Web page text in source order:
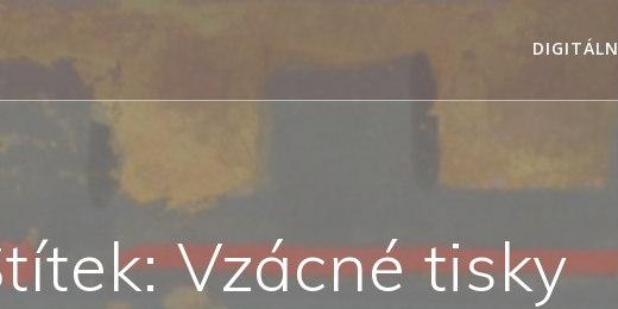
Vzácné tisky